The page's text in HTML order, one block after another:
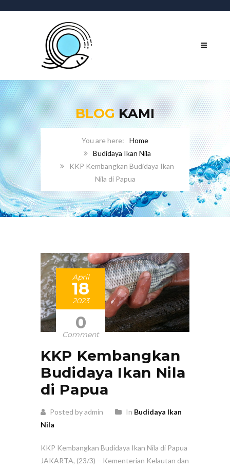
BLOGKAMI
Home
Budidaya Ikan Nila
KKP Kembangkan Budidaya Ikan
Nila di Papua
April
18
2023
0
Comment
KKP Kembangkan
Budidaya Ikan Nila
di Papua
Posted by admin In Budidaya Ikan
Nila
KKP Kembangkan Budidaya Ikan Nila di Papua
JAKARTA, (23/3) – Kementerian Kelautan dan